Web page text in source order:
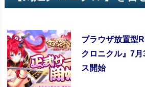
ブラウザ放置型
クロニクル』7
ス開始